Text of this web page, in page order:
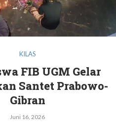
KILAS
FIB UGM Gelar
Santet Prabowo-
Gibran
Juni 16, 2026